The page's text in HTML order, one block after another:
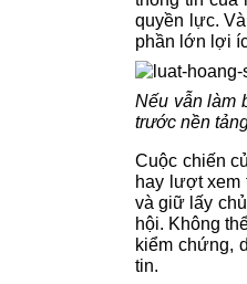
quyền lực.
phần lớn lợi
Nếu vẫn làm
trước nền
Cuộc chiến
hay lượt xem
và giữ lấy
hội. Không
kiểm chứng,
tin.